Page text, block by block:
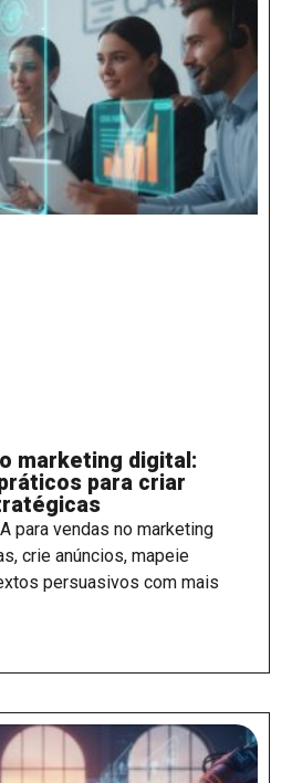
marketing digital:
para criar
persuasivos com mais